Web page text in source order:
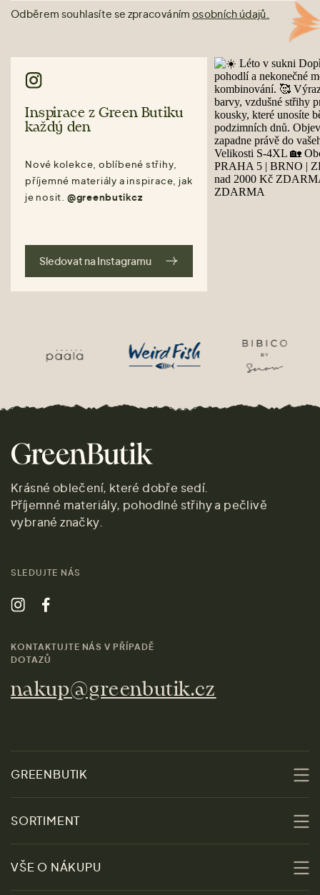
Odběrem souhlasíte se zpracováním osobních údajů.
Inspirace z Green Butiku
každý den
Nové kolekce, oblíbené střihy,
příjemné materiály a inspirace, jak
je nosit. @greenbutikcz
Sledovat na Instagramu
Krásné oblečení, které dobře sedí.
Příjemné materiály, pohodlné střihy a pečlivě
vybrané značky.
SLEDUJTE NÁS
KONTAKTUJTE NÁS V PŘÍPADĚ
DOTAZŮ
nakup@greenbutik.cz
GREENBUTIK
Udržitelnost
SORTIMENT
Slevy
VŠE O NÁKUPU